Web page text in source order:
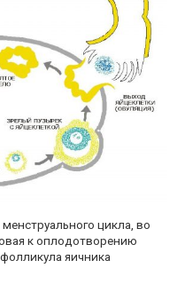
цикла, во
к оплодотворению
яичника